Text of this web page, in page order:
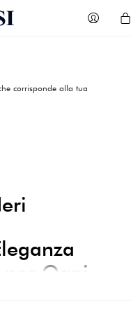
corrisponde alla tua
Ogni